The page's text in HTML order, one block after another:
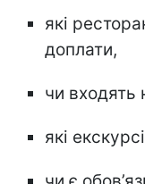
які
доплати,
чи входять
які